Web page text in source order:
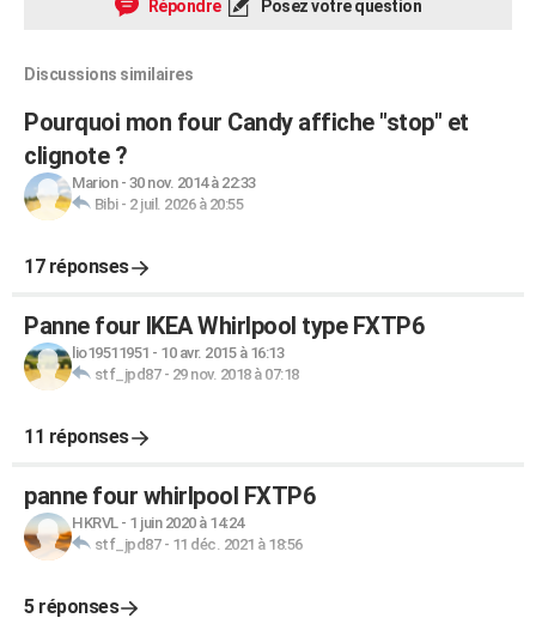
Répondre Posez votre question
Discussions similaires
Pourquoi mon four Candy affiche "stop" et
clignote ?
Marion- 30 nov. 2014 à 22:33
Bibi- 2 juil. 2026 à 20:55
17 réponses
Panne four IKEA Whirlpool type FXTP6
lio19511951 - 10 avr. 2015 à 16:13
stf_jpd87- 29 nov. 2018 à 07:18
11 réponses
panne four whirlpool FXTP6
HKRVL- 1 juin 2020 à 14:24
stf_jpd87- 11 déc. 2021 à 18:56
5 réponses